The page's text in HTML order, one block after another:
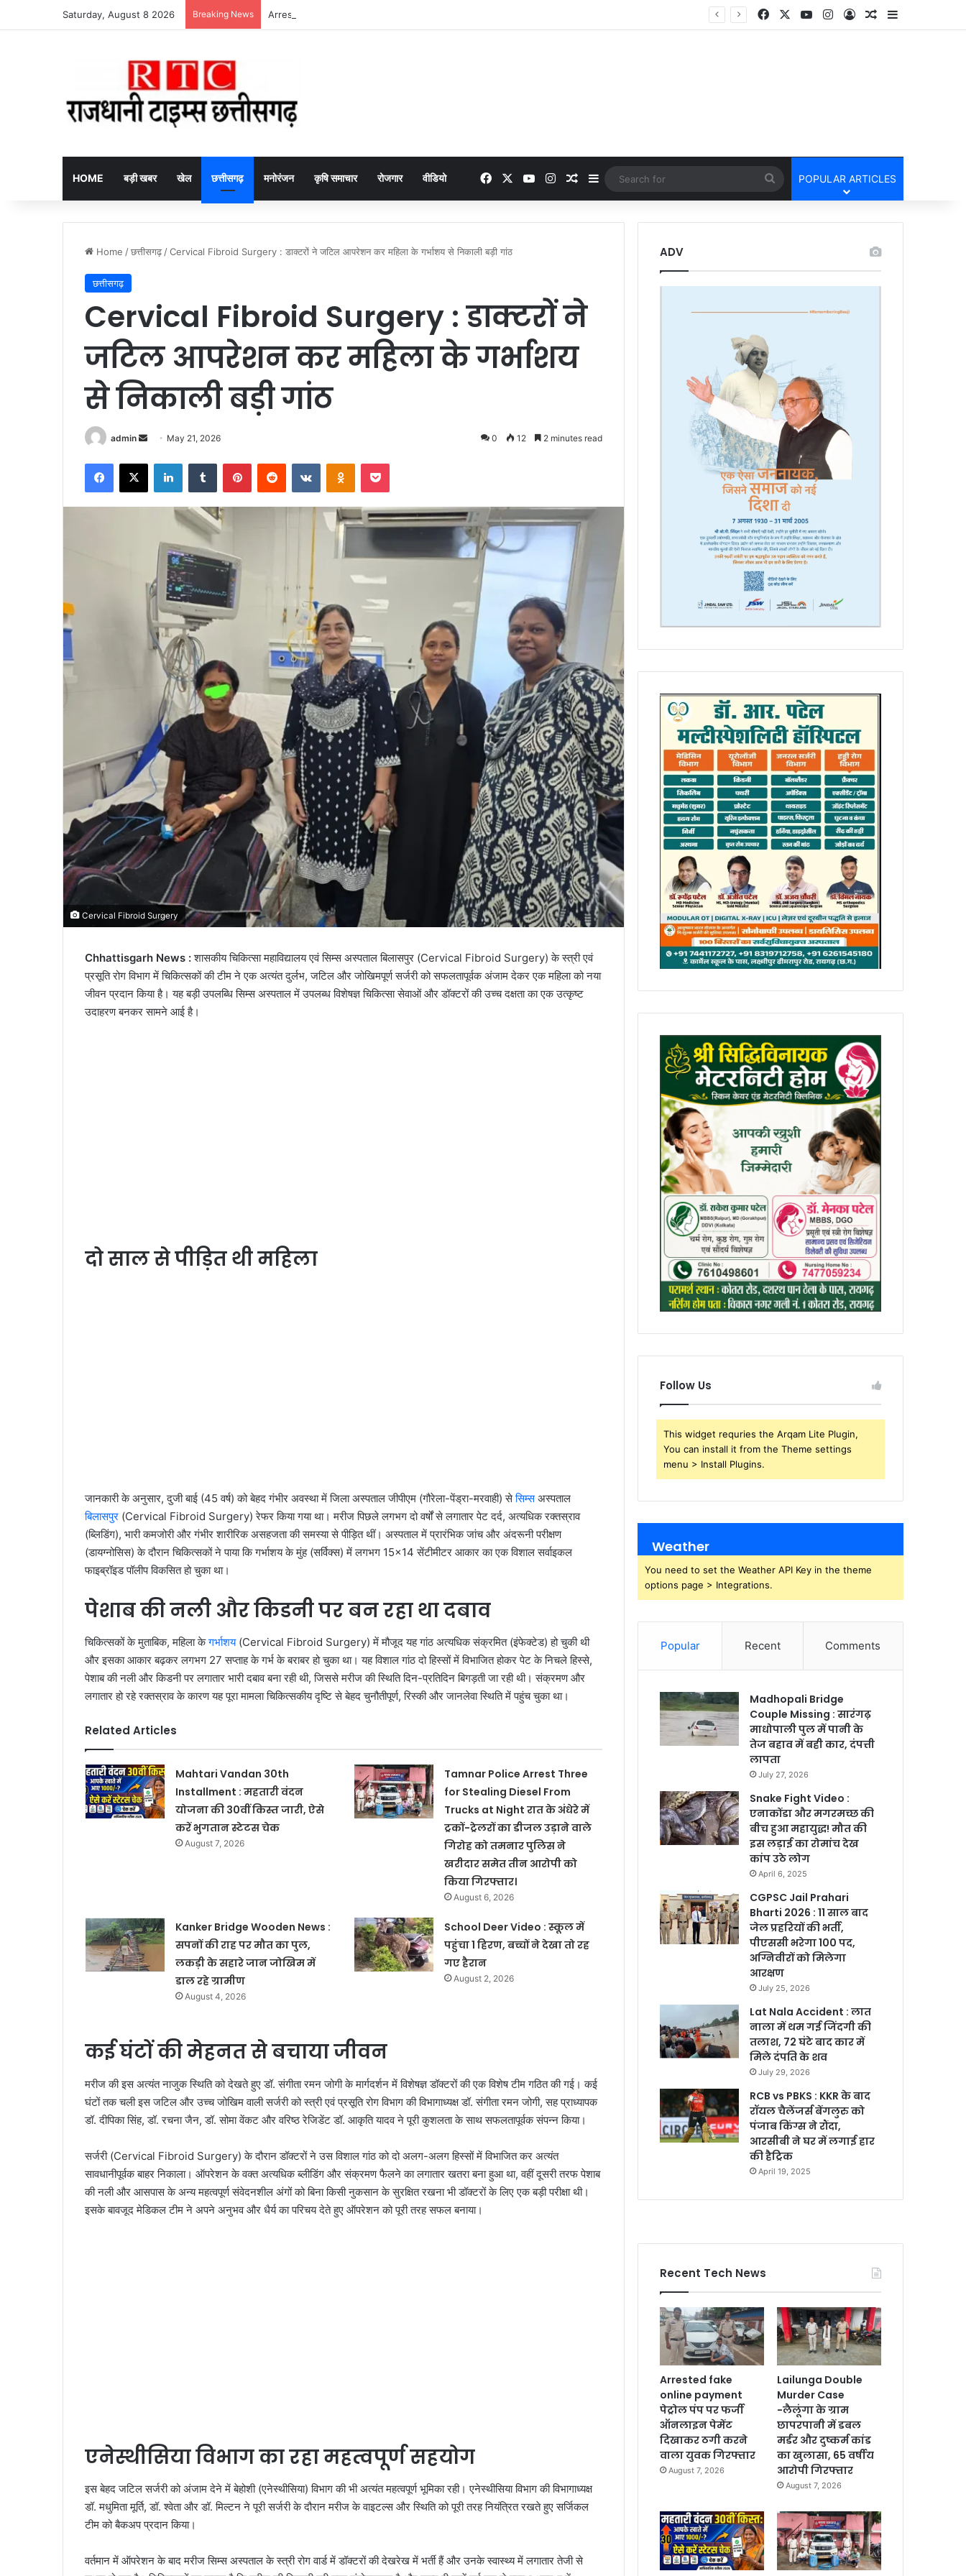
Saturday, August 8 2026 Breaking News Arrested fake online payment पेट्रोल पंप पर फर्जी ऑनलाइन पेमेंट दिखाकर ठगी करने वाला युवक गिरफ्तार FacebookYouTubeInstagram
Log InRandom Article
Sidebar
HOME बड़ी खबर खेल छत्तीसगढ़ मनोरंजन कृषि समाचार रोजगार वीडियो FacebookYouTubeInstagramRandom Article
Sidebar
Search
for
POPULAR ARTICLES
Home /छत्तीसगढ़ /Cervical Fibroid Surgery : डाक्टरों ने जटिल आपरेशन कर महिला के गर्भाशय से निकाली बड़ी गांठ
छत्तीसगढ़
Cervical Fibroid Surgery : डाक्टरों ने
जटिल आपरेशन कर महिला के गर्भाशय
से निकाली बड़ी गांठ
admin
Send
email
May 21, 2026 0 12 2 minutes read
Facebook
X LinkedInTumblr PinterestReddit VKontakteOdnoklassniki
Pocket
Cervical Fibroid Surgery
Chhattisgarh News :शासकीय चिकित्सा महाविद्यालय एवं सिम्स अस्पताल बिलासपुर (Cervical Fibroid Surgery) के स्त्री एवं
प्रसूति रोग विभाग में चिकित्सकों की टीम ने एक अत्यंत दुर्लभ, जटिल और जोखिमपूर्ण सर्जरी को सफलतापूर्वक अंजाम देकर एक महिला को नया
जीवन प्रदान किया है। यह बड़ी उपलब्धि सिम्स अस्पताल में उपलब्ध विशेषज्ञ चिकित्सा सेवाओं और डॉक्टरों की उच्च दक्षता का एक उत्कृष्ट
उदाहरण बनकर सामने आई है।
दो साल से पीड़ित थी महिला
जानकारी के अनुसार, दुजी बाई (45 वर्ष) को बेहद गंभीर अवस्था में जिला अस्पताल जीपीएम (गौरेला-पेंड्रा-मरवाही) सेसिम्सअस्पताल
बिलासपुर (Cervical Fibroid Surgery) रेफर किया गया था। मरीज पिछले लगभग दो वर्षों से लगातार पेट दर्द, अत्यधिक रक्तस्राव
(ब्लिडिंग), भारी कमजोरी और गंभीर शारीरिक असहजता की समस्या से पीड़ित थीं। अस्पताल में प्रारंभिक जांच और अंदरूनी परीक्षण
(डायग्नोसिस) के दौरान चिकित्सकों ने पाया कि गर्भाशय के मुंह (सर्विक्स) में लगभग 15×14 सेंटीमीटर आकार का एक विशाल सर्वाइकल
फाइब्रॉइड पॉलीप विकसित हो चुका था।
पेशाब की नली और किडनी पर बन रहा था दबाव
चिकित्सकों के मुताबिक, महिला केगर्भाशय(Cervical Fibroid Surgery) में मौजूद यह गांठ अत्यधिक संक्रमित (इंफेक्टेड) हो चुकी थी
और इसका आकार बढ़कर लगभग 27 सप्ताह के गर्भ के बराबर हो चुका था। यह विशाल गांठ दो हिस्सों में विभाजित होकर पेट के निचले हिस्से,
पेशाब की नली और किडनी पर लगातार भारी दबाव बना रही थी, जिससे मरीज की स्थिति दिन-प्रतिदिन बिगड़ती जा रही थी। संक्रमण और
लगातार हो रहे रक्तस्राव के कारण यह पूरा मामला चिकित्सकीय दृष्टि से बेहद चुनौतीपूर्ण, रिस्की और जानलेवा स्थिति में पहुंच चुका था।
Related Articles
Mahtari Vandan 30th
Installment : महतारी वंदन
योजना की 30वीं किस्त जारी, ऐसे
करें भुगतान स्टेटस चेक
August 7, 2026
Tamnar Police Arrest Three
for Stealing Diesel From
Trucks at Night रात के अंधेरे में
ट्रकों-ट्रेलरों का डीजल उड़ाने वाले
गिरोह को तमनार पुलिस ने
खरीदार समेत तीन आरोपी को
किया गिरफ्तार।
August 6, 2026
Kanker Bridge Wooden News :
सपनों की राह पर मौत का पुल,
लकड़ी के सहारे जान जोखिम में
डाल रहे ग्रामीण
August 4, 2026
School Deer Video : स्कूल में
पहुंचा 1 हिरण, बच्चों ने देखा तो रह
गए हैरान
August 2, 2026
कई घंटों की मेहनत से बचाया जीवन
मरीज की इस अत्यंत नाजुक स्थिति को देखते हुए डॉ. संगीता रमन जोगी के मार्गदर्शन में विशेषज्ञ डॉक्टरों की एक विशेष टीम गठित की गई। कई
घंटों तक चली इस जटिल और उच्च जोखिम वाली सर्जरी को स्त्री एवं प्रसूति रोग विभाग की विभागाध्यक्ष डॉ. संगीता रमन जोगी, सह प्राध्यापक
डॉ. दीपिका सिंह, डॉ. रचना जैन, डॉ. सोमा वेंकट और वरिष्ठ रेजिडेंट डॉ. आकृति यादव ने पूरी कुशलता के साथ सफलतापूर्वक संपन्न किया।
सर्जरी (Cervical Fibroid Surgery) के दौरान डॉक्टरों ने उस विशाल गांठ को दो अलग-अलग हिस्सों में विभाजित कर अत्यंत
सावधानीपूर्वक बाहर निकाला। ऑपरेशन के वक्त अत्यधिक ब्लीडिंग और संक्रमण फैलने का लगातार खतरा बना हुआ था, वहीं दूसरी तरफ पेशाब
की नली और आसपास के अन्य महत्वपूर्ण संवेदनशील अंगों को बिना किसी नुकसान के सुरक्षित रखना भी डॉक्टरों के लिए एक बड़ी परीक्षा थी।
इसके बावजूद मेडिकल टीम ने अपने अनुभव और धैर्य का परिचय देते हुए ऑपरेशन को पूरी तरह सफल बनाया।
एनेस्थीसिया विभाग का रहा महत्वपूर्ण सहयोग
इस बेहद जटिल सर्जरी को अंजाम देने में बेहोशी (एनेस्थीसिया) विभाग की भी अत्यंत महत्वपूर्ण भूमिका रही। एनेस्थीसिया विभाग की विभागाध्यक्ष
डॉ. मधुमिता मूर्ति, डॉ. श्वेता और डॉ. मिल्टन ने पूरी सर्जरी के दौरान मरीज के वाइटल्स और स्थिति को पूरी तरह नियंत्रित रखते हुए सर्जिकल
टीम को बैकअप प्रदान किया।
वर्तमान में ऑपरेशन के बाद मरीज सिम्स अस्पताल के स्त्री रोग वार्ड में डॉक्टरों की देखरेख में भर्ती हैं और उनके स्वास्थ्य में लगातार तेजी से
ADV
Follow Us
This widget requries the Arqam Lite Plugin,
You can install it from the Theme settings
menu > Install Plugins.
Weather
You need to set the Weather API Key in the theme
options page > Integrations.
Popular Recent Comments
Madhopali Bridge
Couple Missing : सारंगढ़
माधोपाली पुल में पानी के
तेज बहाव में बही कार, दंपत्ती
लापता
July 27, 2026
Snake Fight Video :
एनाकोंडा और मगरमच्छ की
बीच हुआ महायुद्ध! मौत की
इस लड़ाई का रोमांच देख
कांप उठे लोग
April 6, 2025
CGPSC Jail Prahari
Bharti 2026 : 11 साल बाद
जेल प्रहरियों की भर्ती,
पीएससी भरेगा 100 पद,
अग्निवीरों को मिलेगा
आरक्षण
July 25, 2026
Lat Nala Accident : लात
नाला में थम गई जिंदगी की
तलाश, 72 घंटे बाद कार में
मिले दंपति के शव
July 29, 2026
RCB vs PBKS : KKR के बाद
रॉयल चैलेंजर्स बेंगलुरु को
पंजाब किंग्स ने रौंदा,
आरसीबी ने घर में लगाई हार
की हैट्रिक
April 19, 2025
Recent Tech News
Arrested fake
online payment
पेट्रोल पंप पर फर्जी
ऑनलाइन पेमेंट
दिखाकर ठगी करने
वाला युवक गिरफ्तार
August 7, 2026
Lailunga Double
Murder Case
-लैलूंगा के ग्राम
छापरपानी में डबल
मर्डर और दुष्कर्म कांड
का खुलासा, 65 वर्षीय
आरोपी गिरफ्तार
August 7, 2026